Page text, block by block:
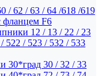
/ 62 / 63 / 64 /618 /619
F6
12 / 13 / 22 / 23
/ 523 / 532 / 533
30*град 30 / 32 / 33